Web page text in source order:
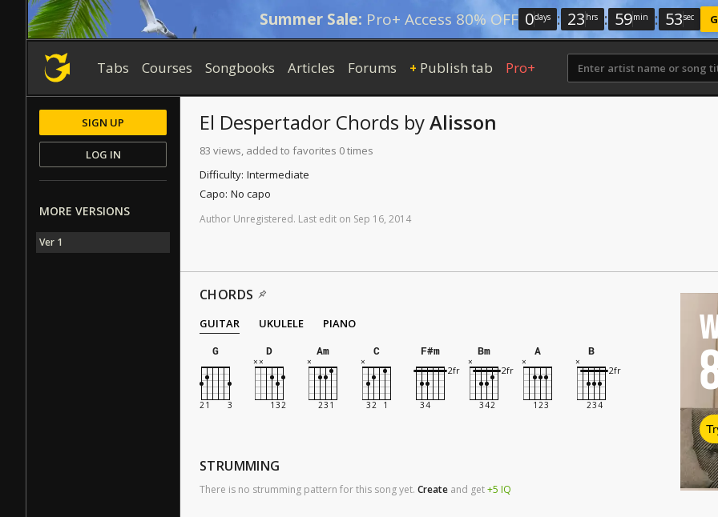
Summer Sale: Pro+ Access 80% OFF 0days : 23 hrs : 59min : 52sec
Tabs Courses Songbooks Articles Forums + Publish tab Pro+
El Despertador Chords byAlisson
83 views, added to favorites 0 times
Difficulty: Intermediate
Capo: No capo
Author Unregistered. Last edit on Sep 16, 2014
CHORDS
GUITAR UKULELE
PIANO
G
D Am C F#m Bm A B
STRUMMING
There is no strumming pattern for this song yet. Create and get+5 IQ
SIGN UP
LOG IN
MORE VERSIONS
Ver 1